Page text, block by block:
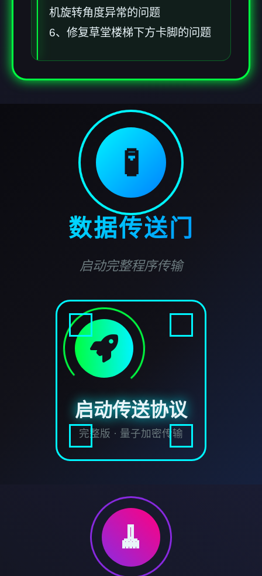
机旋转角度异常的问题
6、修复草堂楼梯下方卡脚的问题
🧪
数据传送门
启动完整程序传输
启动传送协议
完整版 · 量子加密传输
🧹